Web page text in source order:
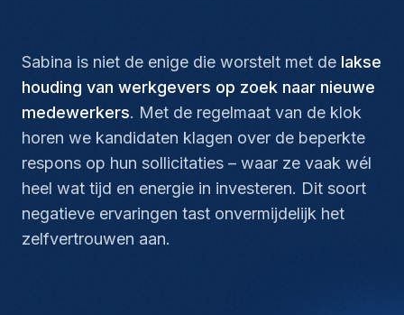
Sabina is niet de enige die worstelt met de lakse
houding van werkgevers op zoek naar nieuwe
medewerkers. Met de regelmaat van de klok
horen we kandidaten klagen over de beperkte
respons op hun sollicitaties – waar ze vaak wél
heel wat tijd en energie in investeren. Dit soort
negatieve ervaringen tast onvermijdelijk het
zelfvertrouwen aan.